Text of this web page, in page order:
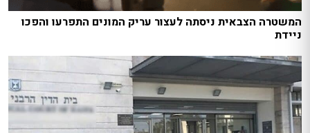
המשטרה הצבאית ניסתה לעצור עריק המונים התפרעו והפכו
ניידת